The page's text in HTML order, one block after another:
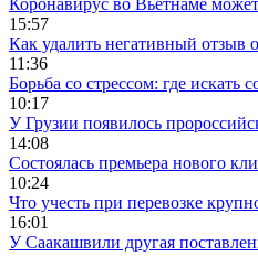
Коронавирус во Вьетнаме
15:57
Как удалить негативный отзыв
11:36
Борьба со стрессом: где искать
10:17
У Грузии появилось
14:08
Cостоялась премьера нового
10:24
Что учесть при перевозке
16:01
У Саакашвили другая